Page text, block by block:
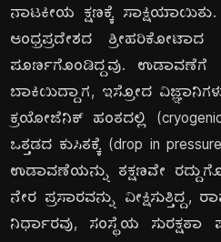
ನಾಟಕೀಯ ಕ್ಷಣಕ್ಕೆ
ಆಂಧ್ರಪ್ರದೇಶದ
ಪೂರ್ಣಗೊಂಡಿದ್ದವು.
ಬಾಕಿಯಿದ್ದಾಗ, ಇಸ್ರೋದ
ಕ್ರಯೋಜೆನಿಕ್ ಹಂತದಲ್ಲಿ
ಒತ್ತಡದ ಕುಸಿತಕ್ಕೆ (drop in
ಉಡಾವಣೆಯನ್ನು ತಕ್ಷಣವೇ
ನೇರ ಪ್ರಸಾರವನ್ನು
ನಿರ್ಧಾರವು, ಸಂಸ್ಥೆಯ